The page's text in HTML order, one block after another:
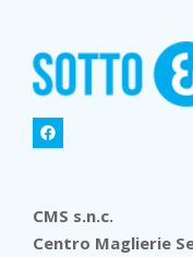
CMS s.n.c.
Centro Maglierie